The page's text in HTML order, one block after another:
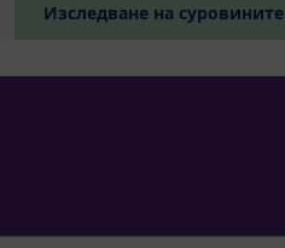
Изследване на суровините